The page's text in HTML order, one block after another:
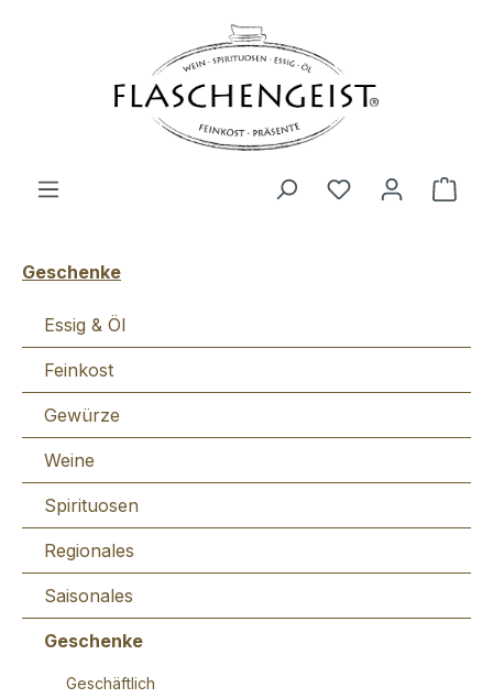
Du hast 0
Geschenke
Essig & Öl
Feinkost
Gewürze
Weine
Spirituosen
Regionales
Saisonales
Geschenke
Geschäftlich